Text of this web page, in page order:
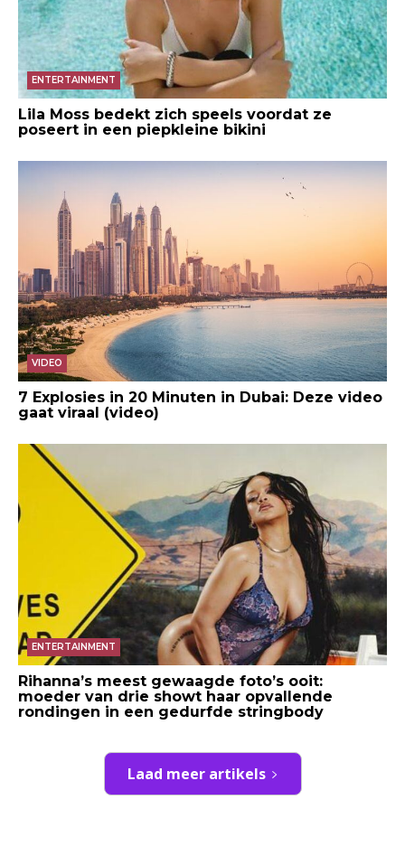
ENTERTAINMENT
Lila Moss bedekt zich speels voordat ze
poseert in een piepkleine bikini
VIDEO
7 Explosies in 20 Minuten in Dubai: Deze video
gaat viraal (video)
ENTERTAINMENT
Rihanna’s meest gewaagde foto’s ooit:
moeder van drie showt haar opvallende
rondingen in een gedurfde stringbody
Laad meer artikels